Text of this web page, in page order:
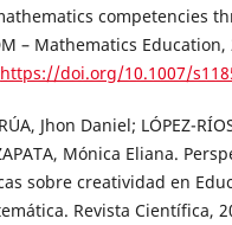
competencies
– Mathematics Education,
https://doi.org/10.1007/
Jhon Daniel; LÓPEZ-
Mónica Eliana.
sobre creatividad en
Revista Científica,